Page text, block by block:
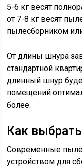
5-6 кг весят
от 7-8 кг весят
пылесборником
От длины шнура
стандартной
длинный шнур
помещений
более.
Как
Современные
устройством для